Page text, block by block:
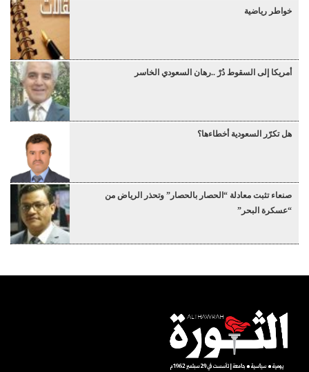
خواطر رياضية
أمريكا إلى السقوط دُرْ ..رهان السعودي الخاسر
هل تكرّر السعودية أخطاءها؟
صنعاء تثبت معادلة “الحصار بالحصار” وتحذر الرياض من
“عسكرة البحر”